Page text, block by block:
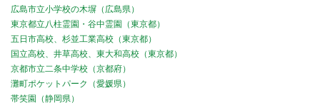
広島市立小学校の木塀（広島県）
東京都立八柱霊園・谷中霊園（東京都）
五日市高校、杉並工業高校（東京都）
国立高校、井草高校、東大和高校（東京都）
京都市立二条中学校（京都府）
灘町ポケットパーク（愛媛県）
帯笑園（静岡県）